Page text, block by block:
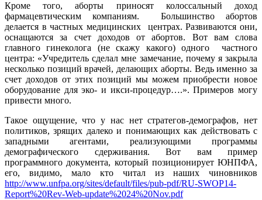
Кроме того, аборты приносят колоссальный доход
фармацевтическим компаниям. Большинство абортов
делается в частных медицинских центрах. Развиваются они,
оснащаются за счет доходов от абортов. Вот вам слова
главного гинеколога (не скажу какого) одного частного
центра: «Учредитель сделал мне замечание, почему я закрыла
несколько позиций врачей, делающих аборты. Ведь именно за
счет доходов от этих позиций мы можем приобрести новое
оборудование для эко- и икси-процедур….». Примеров могу
привести много.
Такое ощущение, что у нас нет стратегов-демографов, нет
политиков, зрящих далеко и понимающих как действовать с
западными агентами, реализующими программы
демографического сдерживания. Вот вам пример
программного документа, который позиционирует ЮНПФА,
его, видимо, мало кто читал из наших чиновников
http://www.unfpa.org/sites/default/files/pub-pdf/RU-SWOP14-
Report%20Rev-Web-update%2024%20Nov.pdf